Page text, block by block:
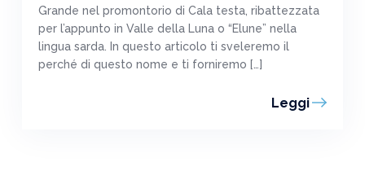
Grande nel promontorio di Cala testa, ribattezzata
per l’appunto in Valle della Luna o “Elune” nella
lingua sarda. In questo articolo ti sveleremo il
perché di questo nome e ti forniremo […]
Leggi